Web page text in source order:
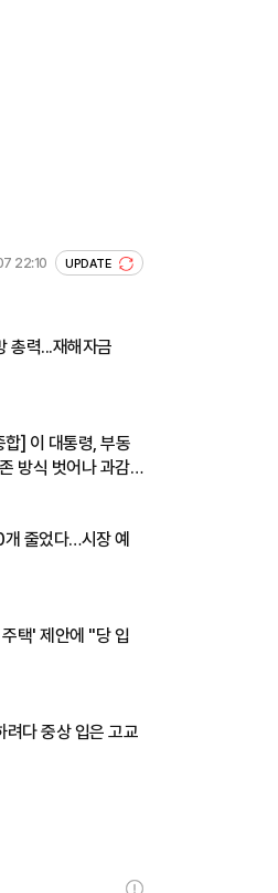
22:10 UPDATE
총력...재해자금
합] 이 대통령, 부동
방식 벗어나 과감
줄었다…시장 예
택' 제안에 "당 입
려다 중상 입은 고교